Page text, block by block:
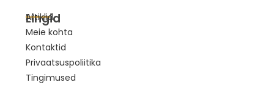
Lingid
Artiklid
Meie kohta
Kontaktid
Privaatsuspoliitika
Tingimused